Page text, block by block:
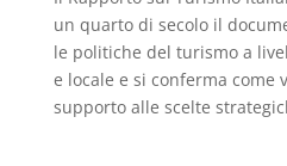
un quarto di secolo il
le politiche del turismo a
e locale e si conferma come
supporto alle scelte